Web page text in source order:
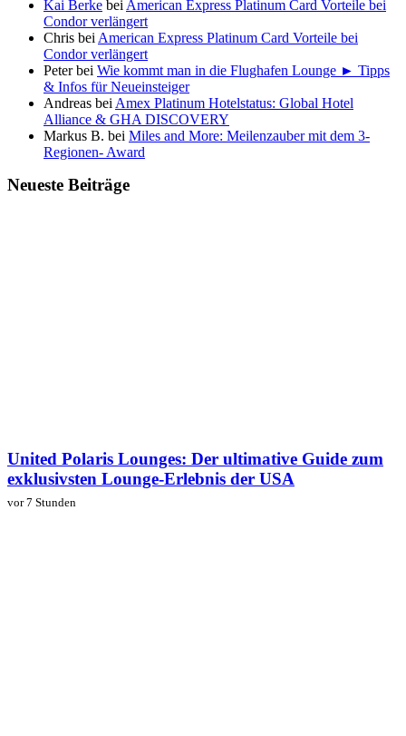
Kai Berke bei American Express Platinum Card Vorteile bei
Condor verlängert
Chris bei American Express Platinum Card Vorteile bei
Condor verlängert
Peterbei Wie kommt man in die Flughafen Lounge ► Tipps
& Infos für Neueinsteiger
Andreas bei Amex Platinum Hotelstatus: Global Hotel
Alliance & GHA DISCOVERY
Markus B. bei Miles and More: Meilenzauber mit dem 3-
Regionen- Award
Neueste Beiträge
United Polaris Lounges: Der ultimative Guide zum
exklusivsten Lounge-Erlebnis der USA
vor 7 Stunden